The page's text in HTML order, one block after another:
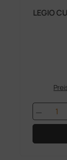
LEGIO